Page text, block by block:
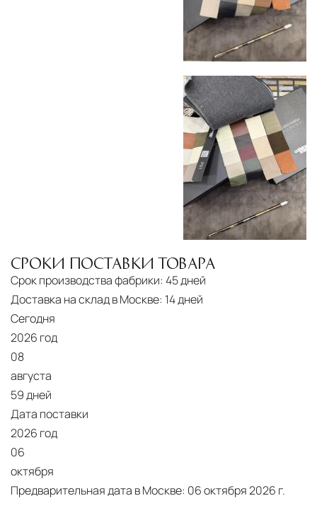
СРОКИ ПОСТАВКИ ТОВАРА
Срок производства фабрики: 45 дней
Доставка на склад в Москве: 14 дней
Сегодня
2026 год
08
августа
59 дней
Дата поставки
2026 год
06
октября
Предварительная дата в Москве: 06 октября 2026 г.